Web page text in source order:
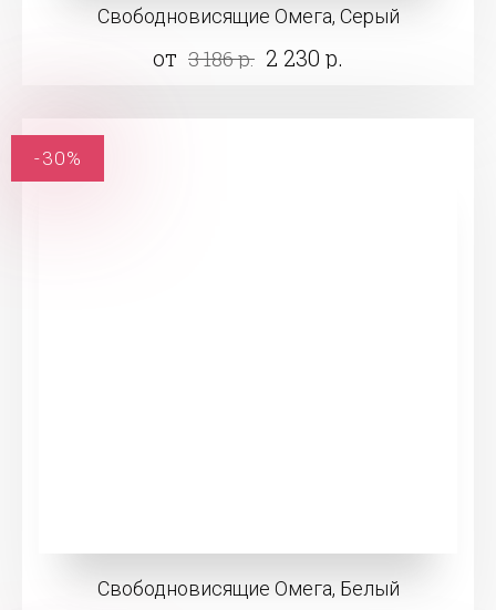
Свободновисящие Омега, Серый
от 3 186 р. 2 230 р.
Свободновисящие Омега, Белый
-30%